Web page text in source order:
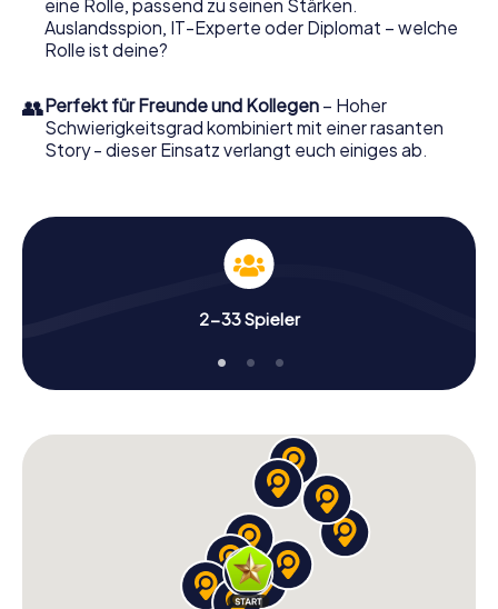
Flörsheim am Main in einen Outdoor Escape Room!
eine Rolle, passend zu seinen Stärken.
Auslandsspion, IT-Experte oder Diplomat – welche
Rolle ist deine?
👥Perfekt für Freunde und Kollegen – Hoher
Schwierigkeitsgrad kombiniert mit einer rasanten
Story - dieser Einsatz verlangt euch einiges ab.
2-33 Spieler